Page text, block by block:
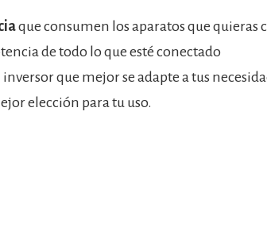
que consumen los aparatos que quieras
de todo lo que esté conectado
que mejor se adapte a tus
elección para tu uso.